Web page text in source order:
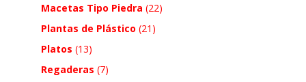
Macetas Tipo Piedra (22)
Plantas de Plástico (21)
Platos (13)
Regaderas (7)